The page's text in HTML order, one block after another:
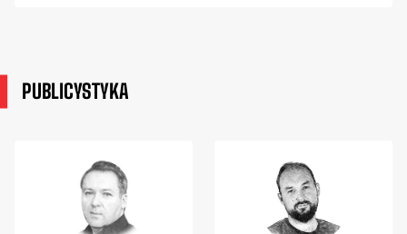
PUBLICYSTYKA